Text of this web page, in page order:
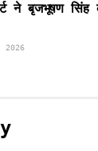
ने बृजभूषण
2026